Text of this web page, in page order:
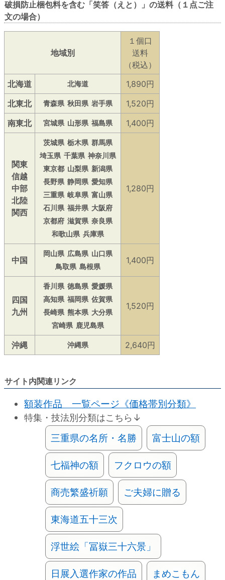
破損防止梱包料を含む「笑答（えと）」の送料（１点ご注
文の場合）
地域別
１個口
送料
（税込）
北海道
北海道
1,890円
北東北
青森県 秋田県 岩手県
1,520円
南東北
宮城県 山形県 福島県 1,400円
関東
信越
中部
北陸
関西
茨城県 栃木県 群馬県
埼玉県 千葉県 神奈川県
東京都 山梨県 新潟県
長野県 静岡県 愛知県
三重県 岐阜県 富山県
石川県 福井県 大阪府
京都府 滋賀県 奈良県
和歌山県 兵庫県
1,280円
中国
岡山県 広島県 山口県
鳥取県 島根県
1,400円
四国
九州
香川県 徳島県 愛媛県
高知県 福岡県 佐賀県
長崎県 熊本県 大分県
宮崎県 鹿児島県
1,520円
沖縄 沖縄県 2,640円
サイト内関連リンク
額装作品 一覧ページ《価格帯別分類》
特集・技法別分類はこちら↓
三重県の名所・名勝 富士山の額
七福神の額 フクロウの額
商売繁盛祈願 ご夫婦に贈る
東海道五十三次
浮世絵「冨嶽三十六景」
日展入選作家の作品 まめこもん